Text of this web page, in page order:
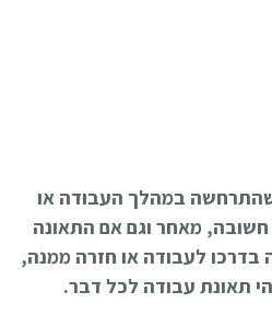
במהלך העבודה או
מאחר וגם אם התאונה
לעבודה או חזרה ממנה,
תאונת עבודה לכל דבר.